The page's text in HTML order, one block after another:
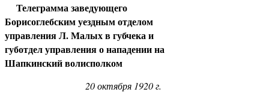
Телеграмма заведующего
Борисоглебским уездным отделом
управления Л. Малых в губчека и
губотдел управления о нападении на
Шапкинский волисполком
20 октября 1920 г.